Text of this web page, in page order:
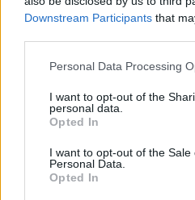
Downstream Participants that
Please note that this website/
not limited to your visit or usage
grant or deny consent to Google
use your data for below
consent section.
Personal Data Processing
I want to opt-out of the
personal data.
Opted In
I want to opt-out of the Sale
Personal Data.
Opted In